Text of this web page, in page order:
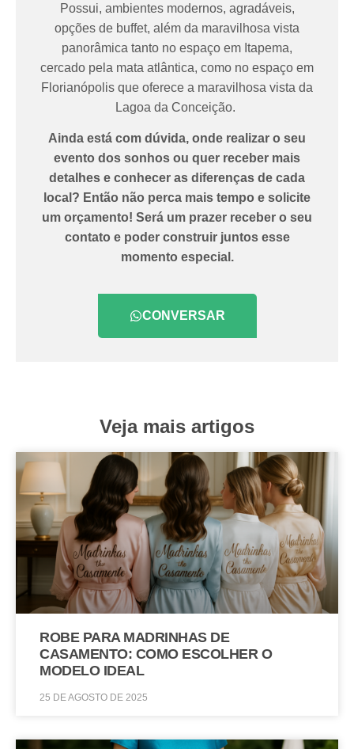
Possui, ambientes modernos, agradáveis,
opções de buffet, além da maravilhosa vista
panorâmica tanto no espaço em Itapema,
cercado pela mata atlântica, como no espaço em
Florianópolis que oferece a maravilhosa vista da
Lagoa da Conceição.
Ainda está com dúvida, onde realizar o seu
evento dos sonhos ou quer receber mais
detalhes e conhecer as diferenças de cada
local? Então não perca mais tempo e solicite
um orçamento! Será um prazer receber o seu
contato e poder construir juntos esse
momento especial.
CONVERSAR
Veja mais artigos
ROBE PARA MADRINHAS DE
CASAMENTO: COMO ESCOLHER O
MODELO IDEAL
25 DE AGOSTO DE 2025